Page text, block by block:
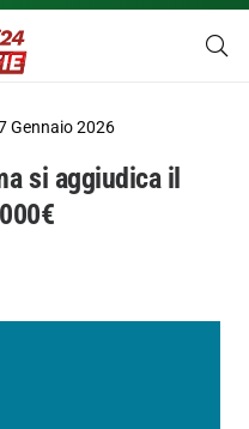
Gennaio 2026
si aggiudica il